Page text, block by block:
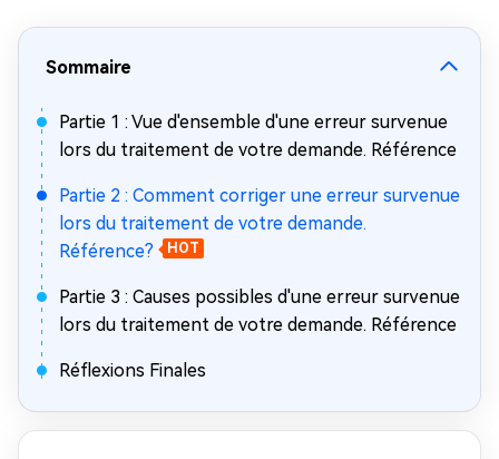
Sommaire
Partie 1 : Vue d'ensemble d'une erreur survenue
lors du traitement de votre demande. Référence
Partie 2 : Comment corriger une erreur survenue
lors du traitement de votre demande.
Référence?
HOT
Partie 3 : Causes possibles d'une erreur survenue
lors du traitement de votre demande. Référence
Réflexions Finales